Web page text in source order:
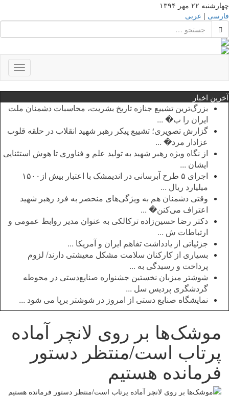
چهارشنبه ۲۲ مهر ۱۳۹۴
فارسی | عربی
آخرین اخبار
بزرگ‌ترین تشییع جنازه تاریخ بشریت، محاسبات دشمنان ملت
ایران را ب� ...
گزارش تصویری؛ تشییع پیکر رهبر شهید انقلاب در حلقه قلوب
عزادار مرد� ...
از نگاه ویژه رهبر شهید به تولید علم و فناوری تا هوش استثنایی
ایشان ...
اجرای ۵ طرح آبرسانی در اندیمشک با اعتبار بیش از۱۵۰۰
میلیارد ریال ...
وقتی دشمنان هم به ویژگی‌های منحصر به فرد رهبر شهید
اعتراف می‌کنن� ...
دکتر رضا حسین‌زاده ترکالکی به عنوان مدیر روابط عمومی و
ارتباطات ش ...
جزئیاتی از یادداشت تفاهم ایران و آمریکا ...
بسیاری از کارکنان سلامت مشکل معیشتی دارند/ لزوم
پرداخت و رسیدگی به ...
شوشتر میزبان نخستین جشنواره صنایع‌دستی در محوطه
گردشگری پردیس سل ...
نمایشگاه صنایع دستی از امروز در شوشتر برپا می شود ...
موشک‌ها بر روی لانچر آماده
پرتاب است/منتظر دستور
فرمانده هستیم